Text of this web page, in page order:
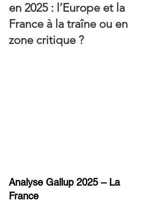
en 2025 : l’Europe et la
France à la traîne ou en
zone critique ?
Analyse Gallup 2025 – La
France